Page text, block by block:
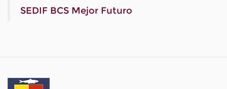
SEDIF BCS Mejor Futuro